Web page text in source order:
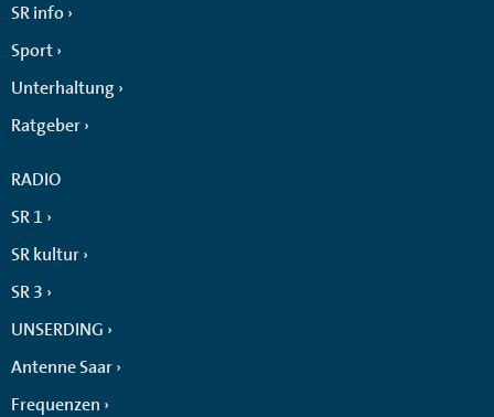
SR info
Sport
Unterhaltung
Ratgeber
RADIO
SR 1
SR kultur
SR 3
UNSERDING
Antenne Saar
Frequenzen